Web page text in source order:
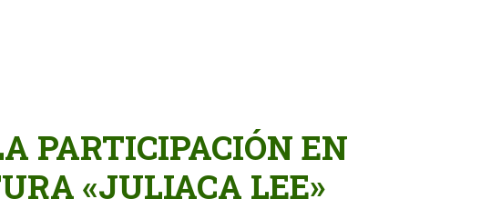
PARTICIPACIÓN EN
«JULIACA LEE»